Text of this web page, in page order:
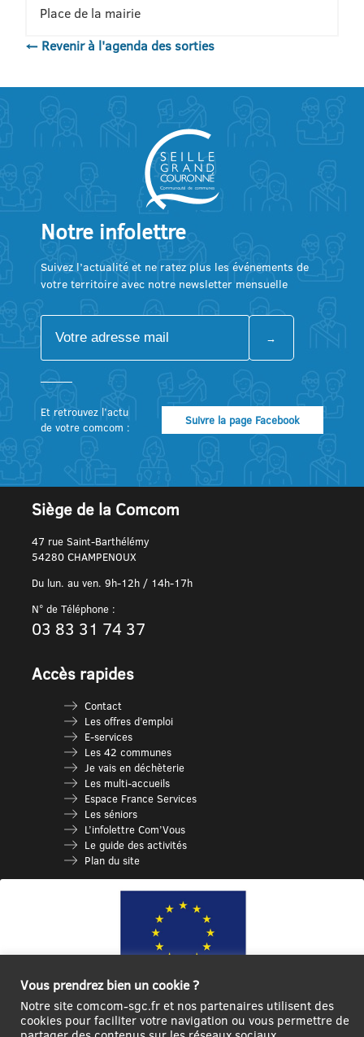
Place de la mairie
← Revenir à l'agenda des sorties
Notre infolettre
Suivez l’actualité et ne ratez plus les événements de
votre territoire avec notre newsletter mensuelle
Et retrouvez l’actu
de votre comcom :
Suivre la page Facebook
Siège de la Comcom
47 rue Saint-Barthélémy
54280 CHAMPENOUX
Du lun. au ven. 9h-12h / 14h-17h
N° de Téléphone :
03 83 31 74 37
Accès rapides
Contact
Les offres d’emploi
E-services
Les 42 communes
Je vais en déchèterie
Les multi-accueils
Espace France Services
Les séniors
L’infolettre Com’Vous
Le guide des activités
Plan du site
Ce site internet a été cofinancé par l’Union européenne avec le Fonds
Vous prendrez bien un cookie ?
Notre site comcom-sgc.fr et nos partenaires utilisent des
cookies pour faciliter votre navigation ou vous permettre de